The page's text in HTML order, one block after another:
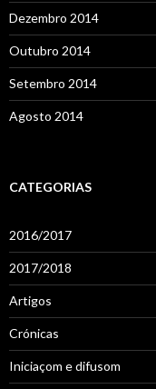
Dezembro 2014
Outubro 2014
Setembro 2014
Agosto 2014
CATEGORIAS
2016/2017
2017/2018
Artigos
Crónicas
Iniciaçom e difusom